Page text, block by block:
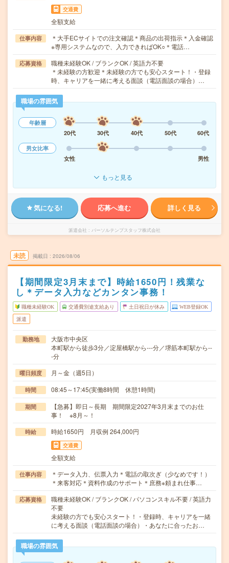
交通費
全額支給
仕事内容
＊大手ECサイトでの注文確認＊商品の出荷指示＊入金確認
※専用システムなので、入力できればOK○＊電話…
応募資格
職種未経験OK / ブランクOK / 英語力不要
＊未経験の方歓迎＊未経験の方でも安心スタート！・登録
時、キャリアを一緒に考える面談（電話面談の場合）…
職場の雰囲気
年齢層
20代
30代 40代 50代
60代
男女比率
女性
男性
もっと見る
気になる! 応募へ進む 詳しく見る
派遣会社 パーソルテンプスタッフ株式会社
未読 掲載日 2026/08/06
【期間限定3月末まで】時給1650円！残業な
し＊データ入力などカンタン事務！
職種未経験OK 交通費別途支給あり 土日祝日が休み WEB登録OK
派遣
勤務地
大阪市中央区
本町駅から徒歩3分／淀屋橋駅から---分／堺筋本町駅から--
-分
曜日頻度 月～金（週5日）
時間 08:45～17:45(実働8時間 休憩1時間)
期間
【急募】即日～長期 期間限定2027年3月末までのお仕
事！ ※8月～！
時給 時給1650円 月収例 264,000円
交通費
全額支給
仕事内容
＊データ入力、伝票入力＊電話の取次ぎ（少なめです！）
＊来客対応＊資料作成のサポート＊庶務※頼まれ仕事…
応募資格
職種未経験OK / ブランクOK / パソコンスキル不要 / 英語力
不要
未経験の方でも安心スタート！・登録時、キャリアを一緒
に考える面談（電話面談の場合）・あなたに合ったお…
職場の雰囲気